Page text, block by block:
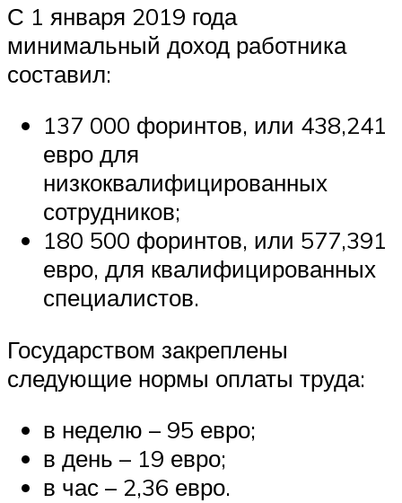
С 1 января 2019 года
минимальный доход работника
составил:
137 000 форинтов, или 438,241
евро для
низкоквалифицированных
сотрудников;
180 500 форинтов, или 577,391
евро, для квалифицированных
специалистов.
Государством закреплены
следующие нормы оплаты труда:
в неделю – 95 евро;
в день – 19 евро;
в час – 2,36 евро.